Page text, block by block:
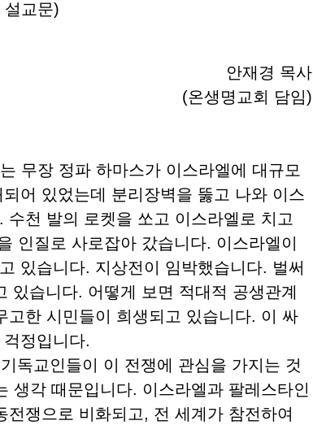
설교문)
안재경 목사
(온생명교회 담임)
무장 정파 하마스가 이스라엘에 대규모
어 있었는데 분리장벽을 뚫고 나와 이스
천 발의 로켓을 쏘고 이스라엘로 치고
인질로 사로잡아 갔습니다. 이스라엘이
있습니다. 지상전이 임박했습니다. 벌써
있습니다. 어떻게 보면 적대적 공생관계
한 시민들이 희생되고 있습니다. 이 싸
정입니다.
독교인들이 이 전쟁에 관심을 가지는 것
생각 때문입니다. 이스라엘과 팔레스타인
쟁으로 비화되고, 전 세계가 참전하여